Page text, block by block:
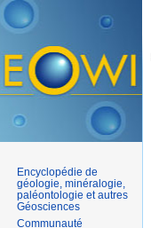
Encyclopédie de
géologie, minéralogie,
paléontologie et autres
Géosciences
Communauté